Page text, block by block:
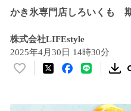
かき氷専門店しろいくも
株式会社LIFEstyle
2025年4月30日 14時30分
い